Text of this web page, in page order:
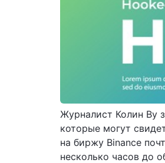
Журналист Колин Ву
которые могут
на биржу Binance
несколько часов до